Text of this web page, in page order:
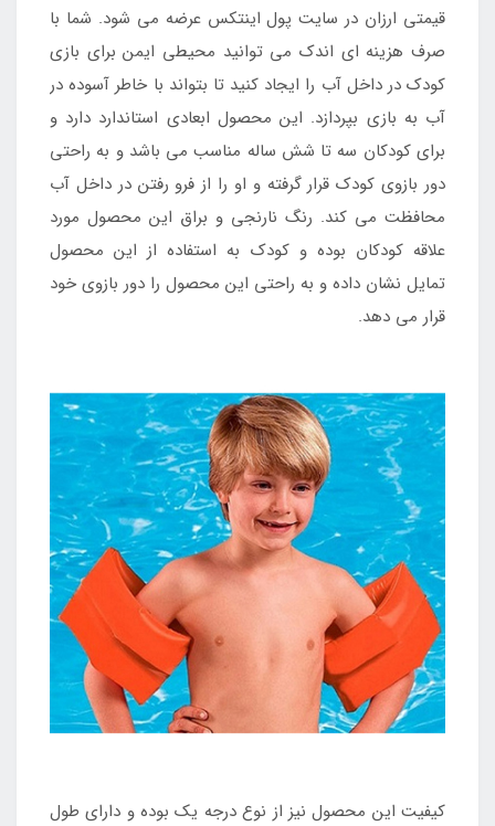
قیمتی ارزان در سایت پول اینتکس عرضه می شود. شما با
صرف هزینه ای اندک می توانید محیطی ایمن برای بازی
کودک در داخل آب را ایجاد کنید تا بتواند با خاطر آسوده در
آب به بازی بپردازد. این محصول ابعادی استاندارد دارد و
برای کودکان سه تا شش ساله مناسب می باشد و به راحتی
دور بازوی کودک قرار گرفته و او را از فرو رفتن در داخل آب
محافظت می کند. رنگ نارنجی و براق این محصول مورد
علاقه کودکان بوده و کودک به استفاده از این محصول
تمایل نشان داده و به راحتی این محصول را دور بازوی خود
قرار می دهد.
کیفیت این محصول نیز از نوع درجه یک بوده و دارای طول